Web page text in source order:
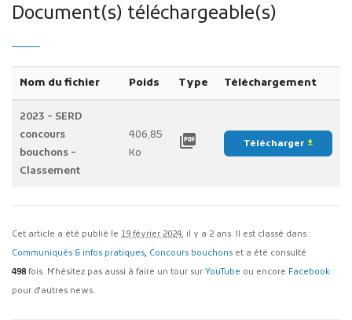
Document(s) téléchargeable(s)
Nom du fichier Poids Type Téléchargement
2023 - SERD
concours
bouchons -
Classement
406,85
Ko
picture_as_pdf Télécharger file_download
Cet article a été publié le 19 février 2024, il y a 2 ans. Il est classé dans :
Communiqués & infos pratiques, Concours bouchons et a été consulté
498 fois. N'hésitez pas aussi à faire un tour sur YouTube ou encore Facebook
pour d'autres news.